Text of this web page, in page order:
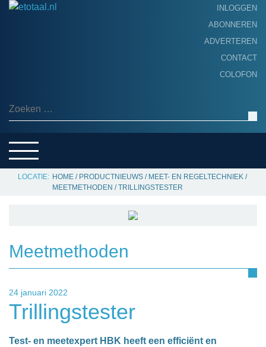
INLOGGEN
ABONNEREN
ADVERTEREN
CONTACT
COLOFON
Zoeken naar:
SERVICE
HOME / PRODUCTNIEUWS / MEET- EN REGELTECHNIEK /
MEETMETHODEN /TRILLINGSTESTER
Meetmethoden
24 januari 2022
Trillingstester
Test- en meetexpert HBK heeft een efficiënt en